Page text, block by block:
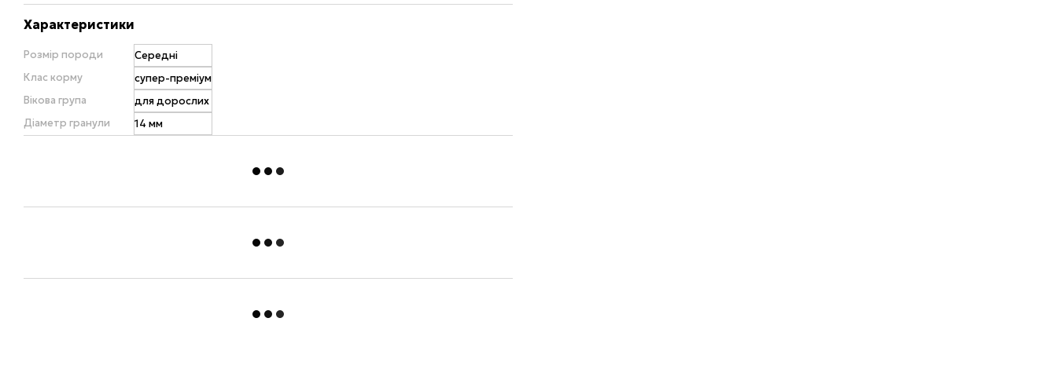
Характеристики
Розмір породи
Середні
Клас корму
супер-преміум
Вікова група
для дорослих
Діаметр гранули
14 мм